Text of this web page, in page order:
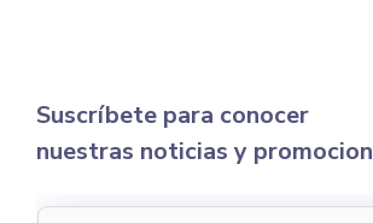
Suscríbete para conocer
nuestras noticias y